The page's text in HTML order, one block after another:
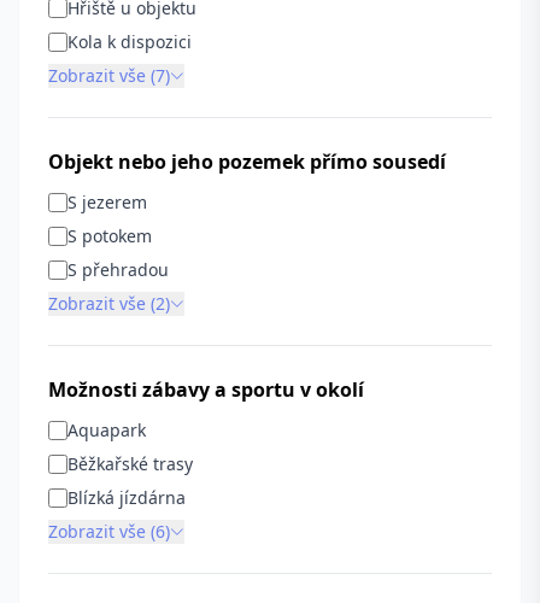
Hřiště u objektu
Kola k dispozici
Zobrazit vše (7)
Objekt nebo jeho pozemek přímo sousedí
S jezerem
S potokem
S přehradou
Zobrazit vše (2)
Možnosti zábavy a sportu v okolí
Aquapark
Běžkařské trasy
Blízká jízdárna
Zobrazit vše (6)